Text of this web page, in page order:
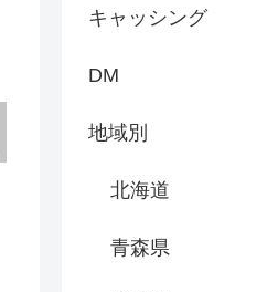
キャッシング
DM
地域別
北海道
青森県